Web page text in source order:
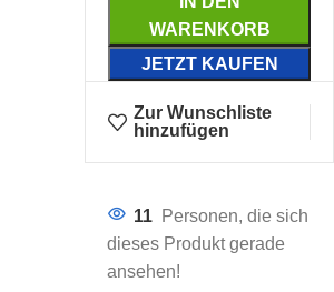
WARENKORB
JETZT KAUFEN
Zur Wunschliste
hinzufügen
11 Personen, die sich
dieses Produkt gerade
ansehen!